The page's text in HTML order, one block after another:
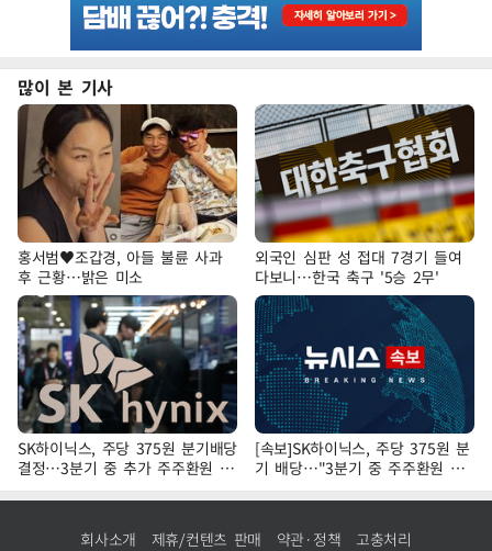
많이 본 기사
홍서범♥조갑경, 아들 불륜 사과
후 근황…밝은 미소
외국인 심판 성 접대 7경기 들여
다보니…한국 축구 '5승 2무'
SK하이닉스, 주당 375원 분기배당
결정…3분기 중 추가 주주환원 발
표
[속보]SK하이닉스, 주당 375원 분
기 배당…"3분기 중 주주환원 방
안 확정"
회사소개 제휴/컨텐츠 판매 약관·정책 고충처리